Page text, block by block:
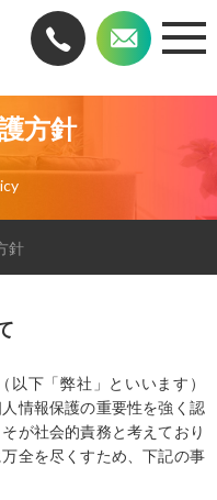
方針
針
下「弊社」といいます）
情報保護の重要性を強く認
が社会的責務と考えており
全を尽くすため、下記の事